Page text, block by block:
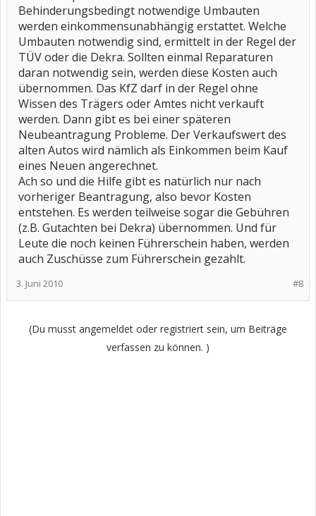
Behinderungsbedingt notwendige Umbauten
werden einkommensunabhängig erstattet. Welche
Umbauten notwendig sind, ermittelt in der Regel der
TÜV oder die Dekra. Sollten einmal Reparaturen
daran notwendig sein, werden diese Kosten auch
übernommen. Das KfZ darf in der Regel ohne
Wissen des Trägers oder Amtes nicht verkauft
werden. Dann gibt es bei einer späteren
Neubeantragung Probleme. Der Verkaufswert des
alten Autos wird nämlich als Einkommen beim Kauf
eines Neuen angerechnet.
Ach so und die Hilfe gibt es natürlich nur nach
vorheriger Beantragung, also bevor Kosten
entstehen. Es werden teilweise sogar die Gebühren
(z.B. Gutachten bei Dekra) übernommen. Und für
Leute die noch keinen Führerschein haben, werden
auch Zuschüsse zum Führerschein gezahlt.
#8
3. Juni 2010
(Du musst angemeldet oder registriert sein, um Beiträge
verfassen zu können. )